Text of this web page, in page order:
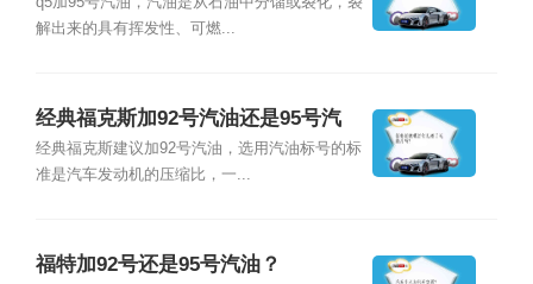
解出来的具有挥发性、可燃...
经典福克斯加92号汽油还是95号汽
油？
经典福克斯建议加92号汽油，选用汽油标号的标
准是汽车发动机的压缩比，一...
福特加92号还是95号汽油？